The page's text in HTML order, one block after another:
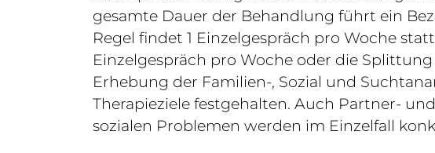
gesamte Dauer der Behandlung führt ein
Regel findet 1 Einzelgespräch pro Woche
Einzelgespräch pro Woche oder die
Erhebung der Familien-, Sozial und
Therapieziele festgehalten. Auch Partner-
sozialen Problemen werden im Einzelfall